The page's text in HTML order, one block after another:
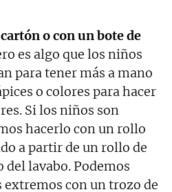
o con un bote de
es algo que los niños
para tener más a mano
o colores para hacer
Si los niños son
hacerlo con un rollo
a partir de un rollo de
del lavabo. Podemos
extremos con un trozo de